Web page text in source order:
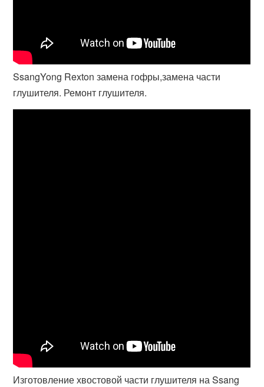
SsangYong Rexton замена гофры,замена части
глушителя. Ремонт глушителя.
Изготовление хвостовой части глушителя на Ssang